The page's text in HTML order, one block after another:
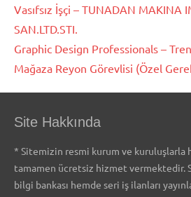
Vasıfsız İşçi – TUNADAN MAKINA
SAN.LTD.STI.
Graphic Design Professionals –
Mağaza Reyon Görevlisi (Özel
Site Hakkında
* Sitemizin resmi kurum ve kuruluşlarla
tamamen ücretsiz hizmet vermektedir.
bilgi bankası hemde seri iş ilanları